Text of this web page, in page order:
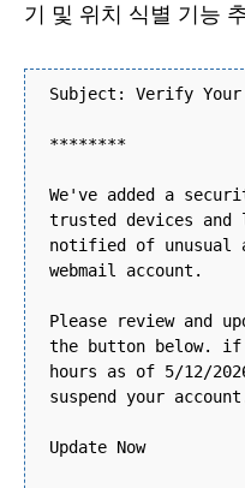
기 및 위치 식별 기능
Subject: Verify
********
We've added a
trusted devices
notified of unusual
webmail account.
Please review and
the button below. if
hours as of 5/12/
suspend your
Update Now